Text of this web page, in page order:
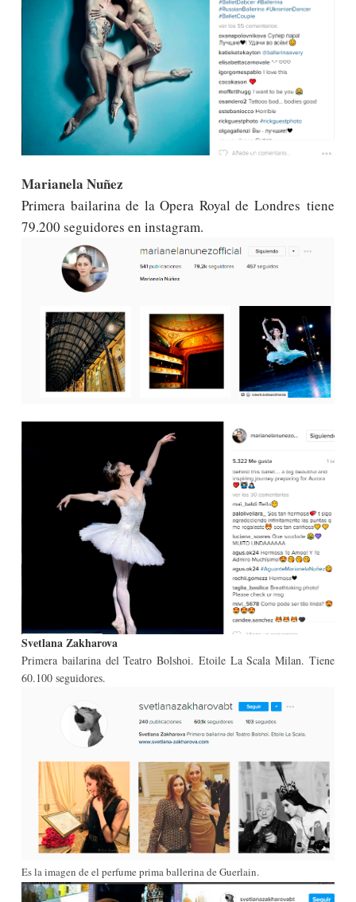
Marianela Nuñez
Primera bailarina de la Opera Royal de Londres tiene
79.200 seguidores en instagram.
Svetlana Zakharova
Primera bailarina del Teatro Bolshoi. Etoile La Scala Milan. Tiene
60.100 seguidores.
Es la imagen de el perfume prima ballerina de Guerlain.